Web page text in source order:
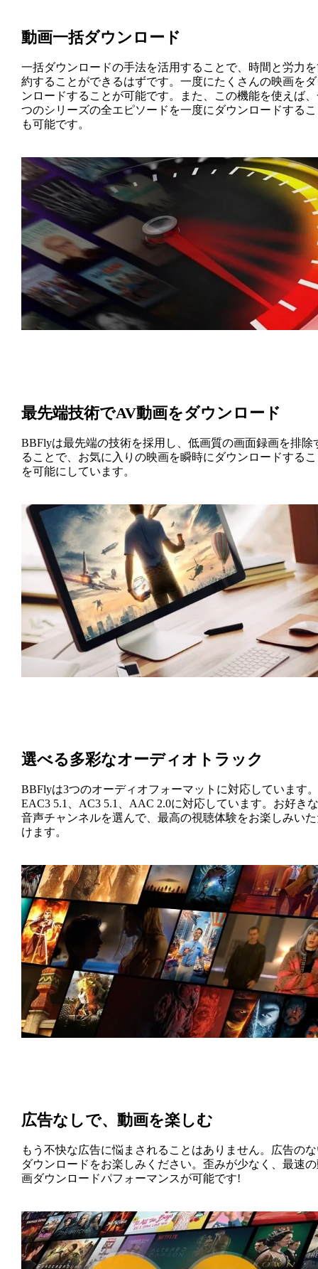
動画一括ダウンロード
一括ダウンロードの手法を活用することで、時間と労力
約することができるはずです。一度にたくさんの映画を
ンロードすることが可能です。また、この機能を使えば
つのシリーズの全エピソードを一度にダウンロードする
も可能です。
最先端技術でAV動画をダウンロード
BBFlyは最先端の技術を採用し、低画質の画面録画を排除
ることで、お気に入りの映画を瞬時にダウンロードする
を可能にしています。
選べる多彩なオーディオトラック
BBFlyは3つのオーディオフォーマットに対応しています。
EAC3 5.1、AC3 5.1、AAC 2.0に対応しています。お好きな
音声チャンネルを選んで、最高の視聴体験をお楽しみい
けます。
広告なしで、動画を楽しむ
もう不快な広告に悩まされることはありません。広告の
ダウンロードをお楽しみください。歪みが少なく、最速
画ダウンロードパフォーマンスが可能です!